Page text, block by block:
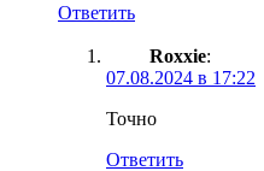
Ответить
Roxxie:
07.08.2024 в 17:22
Точно
Ответить